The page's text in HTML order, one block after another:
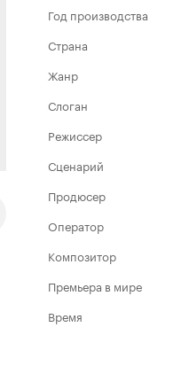
Год производства
Страна
Жанр
Слоган
Режиссер
Сценарий
Продюсер
Оператор
Композитор
Премьера в мире
Время